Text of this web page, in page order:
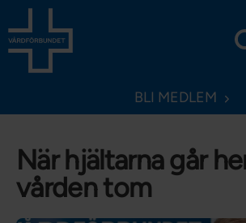
BLI MEDLEM
När hjältarna går
vården tom